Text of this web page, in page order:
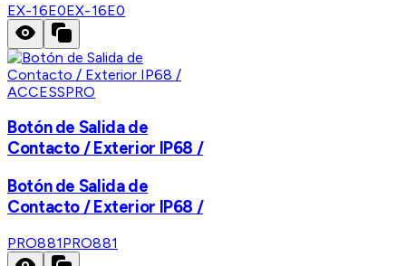
EX-16E0EX-16E0
ACCESSPRO
Botón de Salida de
Contacto / Exterior IP68 /
Botón de Salida de
Contacto / Exterior IP68 /
PRO881PRO881